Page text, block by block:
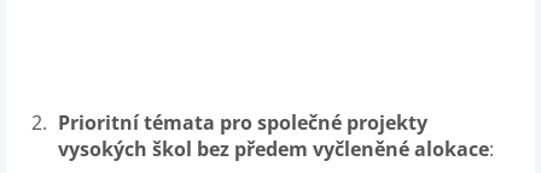
Prioritní témata pro společné projekty
vysokých škol bez předem vyčleněné alokace: